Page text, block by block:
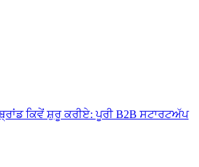
ਕਿਵੇਂ ਸ਼ੁਰੂ ਕਰੀਏ: ਪੂਰੀ B2B ਸਟਾਰਟਅੱਪ